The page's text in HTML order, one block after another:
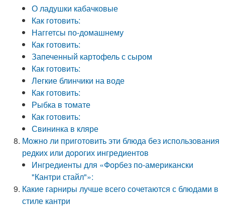
О ладушки кабачковые
Как готовить:
Наггетсы по-домашнему
Как готовить:
Запеченный картофель с сыром
Как готовить:
Легкие блинчики на воде
Как готовить:
Рыбка в томате
Как готовить:
Свининка в кляре
Можно ли приготовить эти блюда без использования
редких или дорогих ингредиентов
Ингредиенты для «Форбез по-американски
"Кантри стайл"»:
Какие гарниры лучше всего сочетаются с блюдами в
стиле кантри